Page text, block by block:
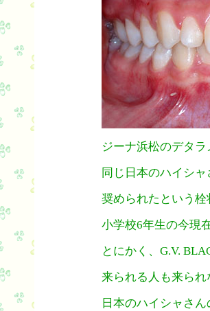
ジーナ浜松のデタ
同じ日本のハイシ
奨められたという
小学校6年生の今現
とにかく、G.V.
来られる人も来られ
日本のハイシャさ